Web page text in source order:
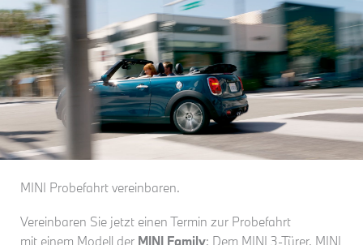
MINI Probefahrt vereinbaren.
Vereinbaren Sie jetzt einen Termin zur Probefahrt
mit einem Modell der MINI Family: Dem MINI 3-Türer, MINI